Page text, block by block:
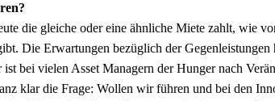
die gleiche oder eine ähnliche Miete zahlt, wie
Die Erwartungen bezüglich der Gegenleistungen
bei vielen Asset Managern der Hunger nach
klar die Frage: Wollen wir führen und bei den